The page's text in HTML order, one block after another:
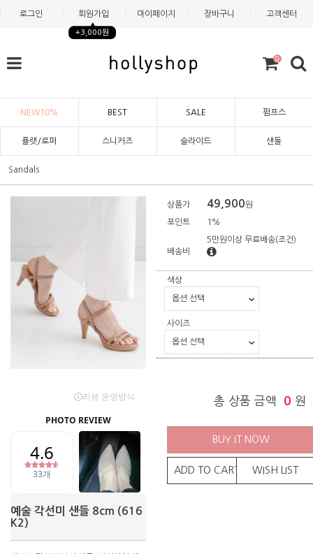
로그인 회원가입
+3,000원
마이페이지 장바구니 고객센터
0
NEW10% BEST SALE 펌프스
플랫/로퍼 스니커즈 슬라이드 샌들
Sandals
예술 각선미 샌들 8cm (616
K2)
상품가 49,900원
포인트 1%
배송비
5만원이상 무료배송(조건)
색상
사이즈
총 상품 금액 0 원
BUY IT NOW
ADD TO CART WISH LIST